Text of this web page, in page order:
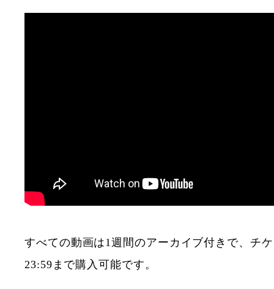
すべての動画は1週間のアーカイブ付きで、チ
23:59まで購入可能です。